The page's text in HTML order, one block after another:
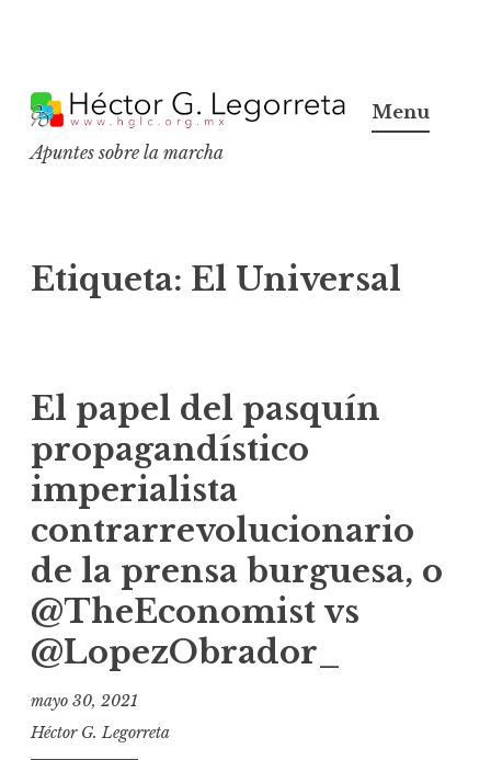
k
p
c
o
n
t
Apuntes sobre la marcha
Menu
Etiqueta: El Universal
El papel del pasquín
propagandístico
imperialista
contrarrevolucionario
de la prensa burguesa, o
@TheEconomist vs
@LopezObrador_
mayo 30, 2021
Héctor G. Legorreta